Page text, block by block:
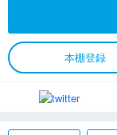
本棚登録